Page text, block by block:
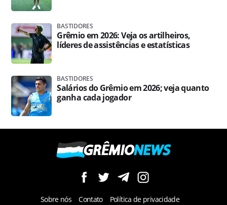
BASTIDORES
Grêmio em 2026: Veja os artilheiros,
líderes de assistências e estatísticas
BASTIDORES
Salários do Grêmio em 2026; veja quanto
ganha cada jogador
Sobre nós Contato Política de privacidade